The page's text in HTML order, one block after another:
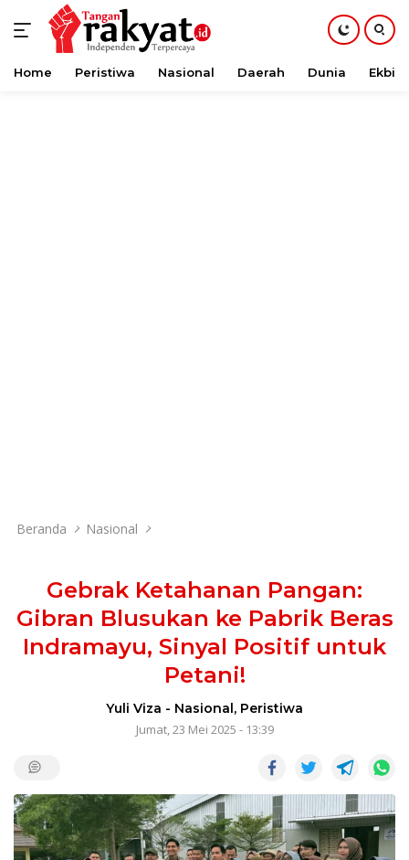
Langsung
Home Peristiwa Nasional Daerah Dunia Ekbis
Beranda Nasional
Gebrak Ketahanan Pangan:
Gibran Blusukan ke Pabrik Beras
Indramayu, Sinyal Positif untuk
Petani!
Yuli Viza - Nasional, Peristiwa
Jumat, 23 Mei 2025 - 13:39